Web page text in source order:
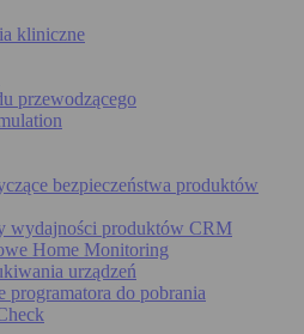
kliniczne
przewodzącego
bezpieczeństwa produktów
wydajności produktów CRM
Home Monitoring
urządzeń
programatora do pobrania